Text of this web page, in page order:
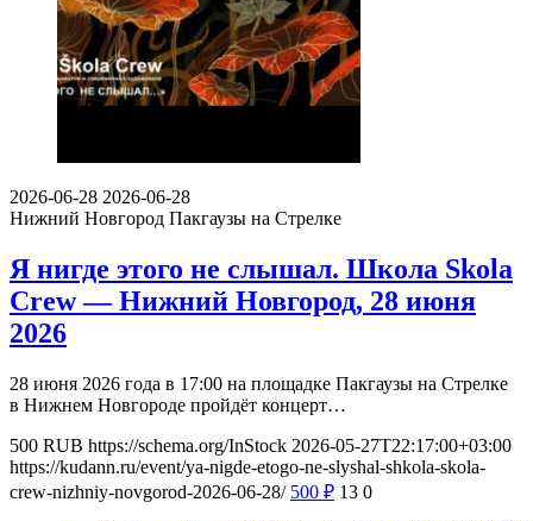
2026-06-28 2026-06-28
Нижний Новгород Пакгаузы на Стрелке
Я нигде этого не слышал. Школа Skola
Crew — Нижний Новгород, 28 июня
2026
28 июня 2026 года в 17:00 на площадке Пакгаузы на Стрелке
в Нижнем Новгороде пройдёт концерт…
500 RUB https://schema.org/InStock 2026-05-27T22:17:00+03:00
https://kudann.ru/event/ya-nigde-etogo-ne-slyshal-shkola-skola-
crew-nizhniy-novgorod-2026-06-28/ 500 ₽ 13 0